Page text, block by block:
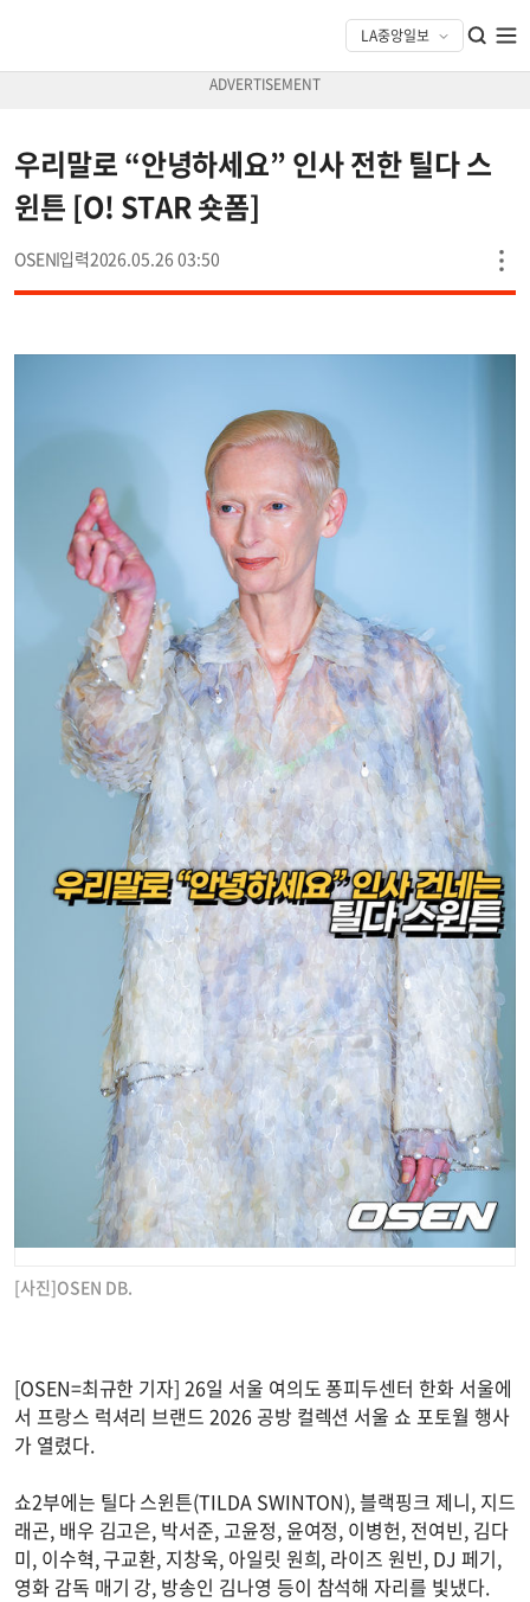
우리말로 “안녕하세요” 인사 전한 틸다 스
윈튼 [O! STAR 숏폼]
OSEN 2026.05.26 03:50
[사진]OSEN DB.
[OSEN=최규한 기자] 26일 서울 여의도 퐁피두센터 한화 서울에
서 프랑스 럭셔리 브랜드 2026 공방 컬렉션 서울 쇼 포토월 행사
가 열렸다.
쇼2부에는 틸다 스윈튼(TILDA SWINTON), 블랙핑크 제니, 지드
래곤, 배우 김고은, 박서준, 고윤정, 윤여정, 이병헌, 전여빈, 김다
미, 이수혁, 구교환, 지창욱, 아일릿 원희, 라이즈 원빈, DJ 페기,
영화 감독 매기 강, 방송인 김나영 등이 참석해 자리를 빛냈다.